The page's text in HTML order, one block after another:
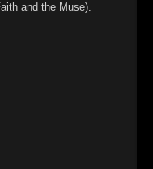
and the Muse).